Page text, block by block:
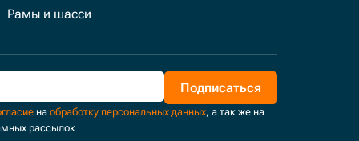
Рамы и шасси
Подписаться
на обработку персональных данных, а так же на
рассылок